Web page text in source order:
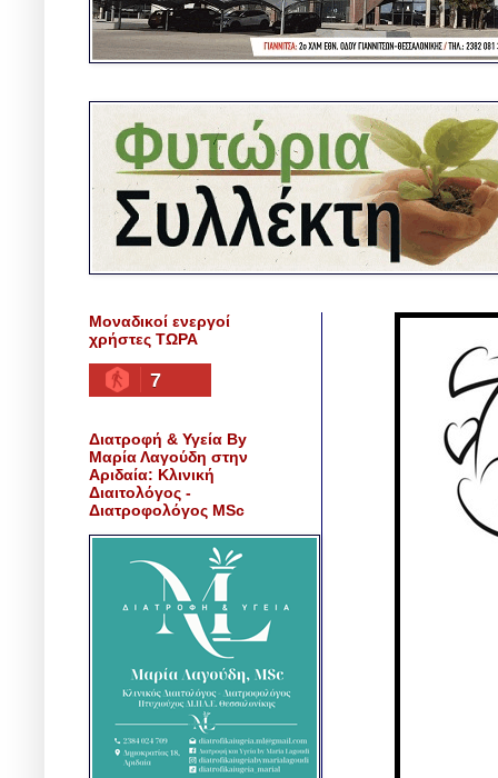
Μοναδικοί ενεργοί
χρήστες ΤΩΡΑ
7
Διατροφή & Υγεία By
Μαρία Λαγούδη στην
Αριδαία: Κλινική
Διαιτολόγος -
Διατροφολόγος MSc